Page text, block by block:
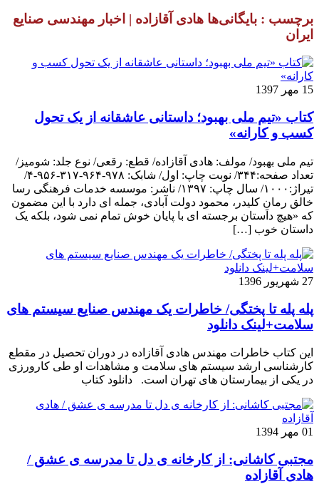
برچسب : بایگانی‌ها هادی آقازاده | اخبار مهندسی صنایع
ایران
15 مهر 1397
کتاب «تیم ملی بهبود؛ داستانی عاشقانه از یک تحول
کسب و کارانه»
تیم ملی بهبود/ مولف: هادی آقازاده/ قطع: رقعی/ نوع جلد: شومیز/
تعداد صفحه:۳۴۴/ نوبت چاپ: اول/ شابک: ۹۷۸-۹۶۴-۳۱۷-۹۵۶-۴/
تیراژ:۱۰۰۰/ سال چاپ: ۱۳۹۷/ ناشر: موسسه خدمات فرهنگی رسا
خالق رمانِ کلیدر، محمود دولت آبادی، جمله ای دارد با این مضمون
که «هیچ داستان برجسته ای با پایان خوش تمام نمی شود، بلکه یک
داستان خوب […]
27 شهریور 1396
پله پله تا پختگی/ خاطرات یک مهندس صنایع سیستم های
سلامت+لینک دانلود
این کتاب خاطرات مهندس هادی آقازاده در دوران تحصیل در مقطع
کارشناسی ارشد سیستم های سلامت و مشاهدات او طی کارورزی
در یکی از بیمارستان های تهران است. دانلود کتاب
01 مهر 1394
مجتبی کاشانی: از کارخانه ی دل تا مدرسه ی عشق /
هادی آقازاده